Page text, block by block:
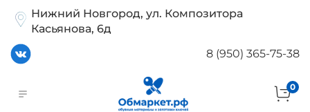
Нижний Новгород, ул. Композитора
Касьянова, 6д
8 (950) 365-75-38
0